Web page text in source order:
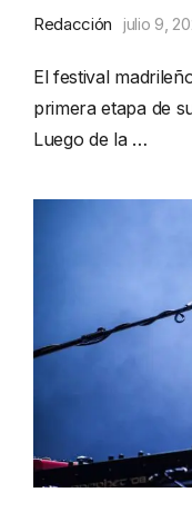
Redacción julio 9,
El festival
primera etapa de
Luego de la …